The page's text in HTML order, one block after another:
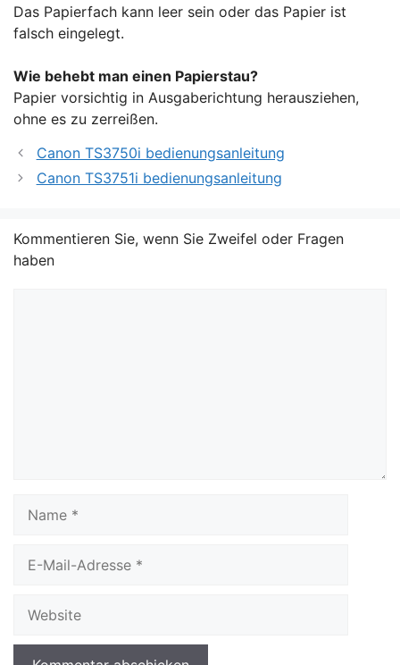
Das Papierfach kann leer sein oder das Papier ist
falsch eingelegt.
Wie behebt man einen Papierstau?
Papier vorsichtig in Ausgaberichtung herausziehen,
ohne es zu zerreißen.
Canon TS3750i bedienungsanleitung
Canon TS3751i bedienungsanleitung
Kommentieren Sie, wenn Sie Zweifel oder Fragen
haben
Mail-